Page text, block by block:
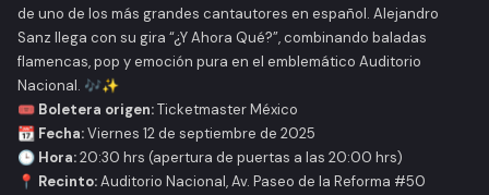
de uno de los más grandes cantautores en español. Alejandro
Sanz llega con su gira “¿Y Ahora Qué?”, combinando baladas
flamencas, pop y emoción pura en el emblemático Auditorio
Nacional. 🎶✨
🎟️ Boletera origen:Ticketmaster México
📆 Fecha:Viernes 12 de septiembre de 2025
🕒 Hora:20:30 hrs (apertura de puertas a las 20:00 hrs)
📍 Recinto:Auditorio Nacional, Av. Paseo de la Reforma #50